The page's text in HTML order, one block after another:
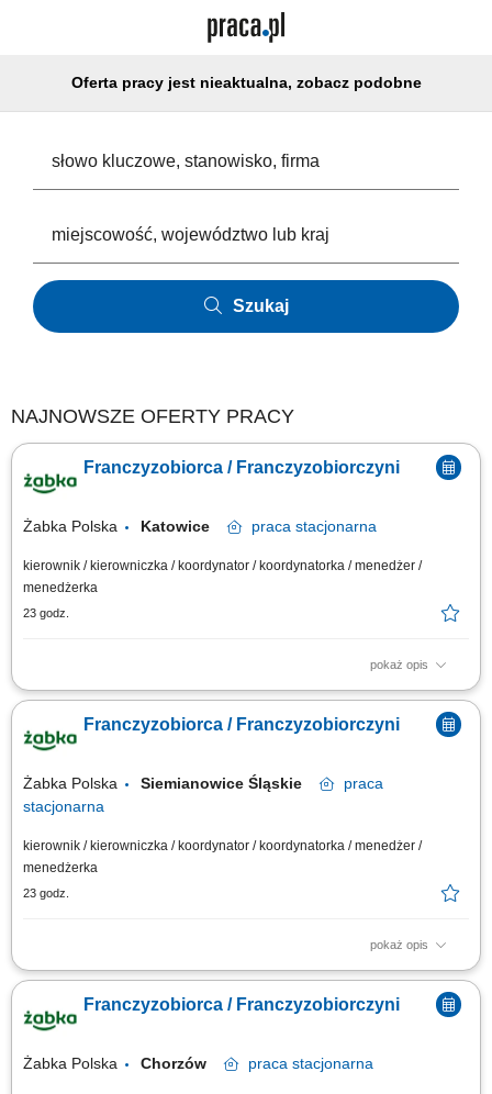
Oferta pracy jest nieaktualna, zobacz podobne
Szukaj
NAJNOWSZE OFERTY PRACY
Franczyzobiorca / Franczyzobiorczyni
Żabka Polska Katowice praca stacjonarna
kierownik / kierowniczka / koordynator / koordynatorka / menedżer /
menedżerka
23 godz.
pokaż opis
Główne zadania: Prowadzenie własnej działalności gospodarczej w
oparciu o sprawdzony model biznesowy. Dbanie o wysoką jakość obsługi.
Monitorowanie stanów magazynowych i zamówień. Dostosowywanie
asortymentu sklepu do potrzeb lokalnego rynku. Współpraca z centralą w
Franczyzobiorca / Franczyzobiorczyni
Żabka Polska Siemianowice Śląskie
praca
stacjonarna
kierownik / kierowniczka / koordynator / koordynatorka / menedżer /
menedżerka
23 godz.
pokaż opis
Główne zadania: Prowadzenie własnej działalności gospodarczej w
oparciu o sprawdzony model biznesowy. Dbanie o wysoką jakość obsługi.
Monitorowanie stanów magazynowych i zamówień. Dostosowywanie
asortymentu sklepu do potrzeb lokalnego rynku. Współpraca z centralą w
Franczyzobiorca / Franczyzobiorczyni
Żabka Polska Chorzów praca stacjonarna